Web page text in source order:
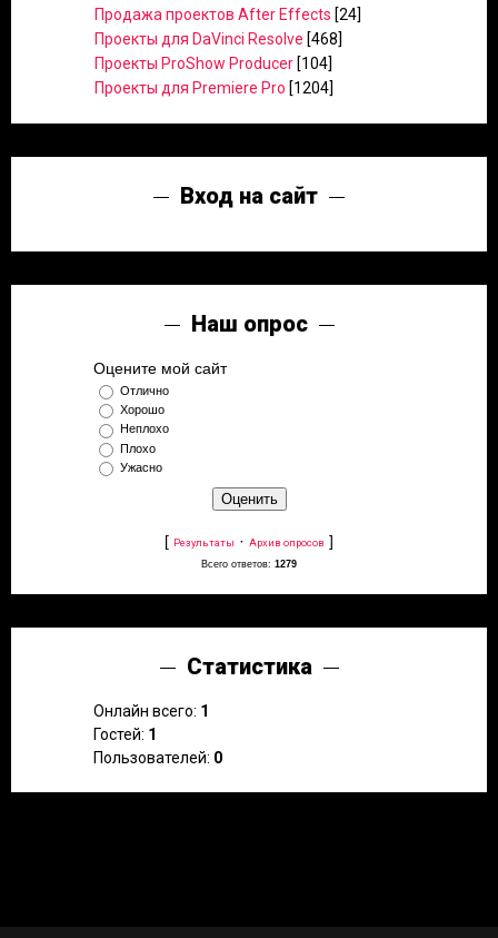
Продажа проектов After Effects [24]
Проекты для DaVinci Resolve [468]
Проекты ProShow Producer [104]
Проекты для Premiere Pro [1204]
Вход на сайт
Наш опрос
Оцените мой сайт
Отлично
Хорошо
Неплохо
Плохо
Ужасно
[ Результаты · Архив опросов ]
Всего ответов: 1279
Статистика
Онлайн всего: 1
Гостей: 1
Пользователей: 0